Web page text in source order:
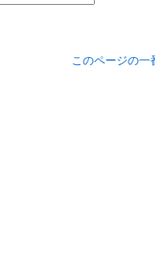
このページの一